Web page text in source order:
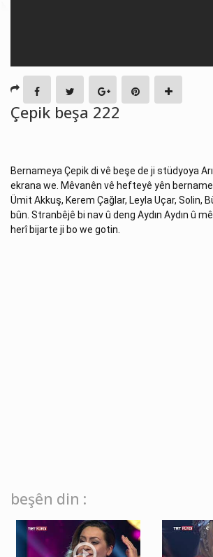
Çepik beşa 222
Bernameya Çepik di vê beşe de ji stüdyoya
ekrana we. Mêvanên vê hefteyê yên
Ümit Akkuş, Kerem Çağlar, Leyla Uçar, Solin,
bûn. Stranbêjê bi nav û deng Aydın Aydın û
herî bijarte ji bo we gotin.
beşên din :